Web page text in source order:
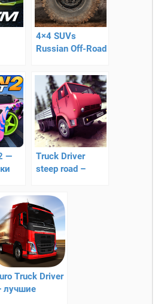
4×4 SUVs
Russian Off-Road
симулятор
—
Truck Driver
steep road –
грузового
автомобиля
Truck Driver
лучшие